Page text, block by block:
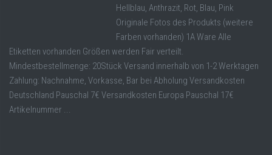
Hellblau, Anthrazit, Rot, Blau, Pink
Originale Fotos des Produkts (weitere
Farben vorhanden) 1A Ware Alle
Etiketten vorhanden Größen werden Fair verteilt.
Mindestbestellmenge: 20Stück Versand innerhalb von 1-2 Werktagen
Zahlung: Nachnahme, Vorkasse, Bar bei Abholung Versandkosten
Deutschland Pauschal 7€ Versandkosten Europa Pauschal 17€
Artikelnummer ...